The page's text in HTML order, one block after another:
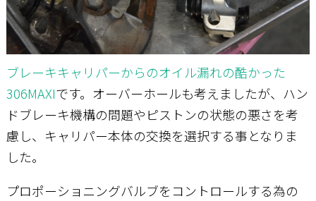
ブレーキキャリパーからのオイル漏れの酷かった
306MAXIです。オーバーホールも考えましたが、ハン
ドブレーキ機構の問題やピストンの状態の悪さを考
慮し、キャリパー本体の交換を選択する事となりま
した。
プロポーショニングバルブをコントロールする為の